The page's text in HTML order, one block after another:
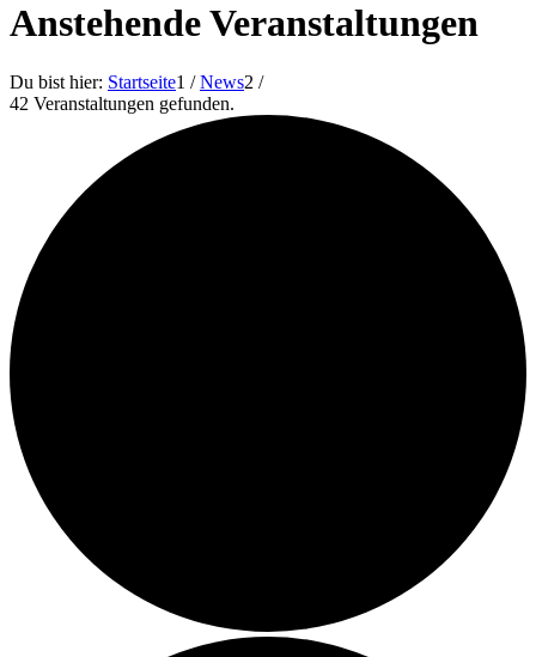
Anstehende Veranstaltungen
Du bist hier: Startseite1 / News2 /
42 Veranstaltungen gefunden.